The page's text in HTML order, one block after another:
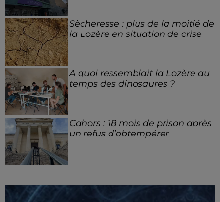
Sècheresse : plus de la moitié de
la Lozère en situation de crise
A quoi ressemblait la Lozère au
temps des dinosaures ?
Cahors : 18 mois de prison après
un refus d’obtempérer